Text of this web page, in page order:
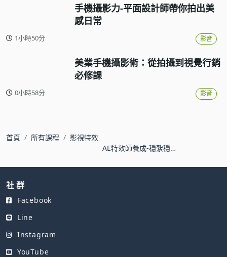
手機攝影力-平面設計師帶你拍出美
感日常
1小時50分 影音
美業手機攝影術：從拍攝到視覺行銷
必修課
0小時58分 影音
首頁 所有課程
影視特效
AE特效師養成-穩紮穩打
用-拉鏡效果
社 群
Facebook
Line
Instagram
YouTube